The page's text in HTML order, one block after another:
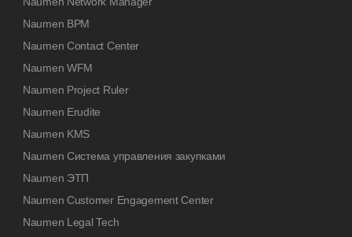
Naumen BPM
Naumen Contact Center
Naumen WFM
Naumen Project Ruler
Naumen Erudite
Naumen KMS
Naumen Система управления закупками
Naumen ЭТП
Naumen Customer Engagement Center
Naumen Legal Tech